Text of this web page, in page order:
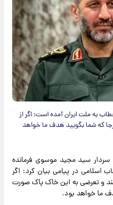
به ملت ایران آمده است: اگر از
که شما بگویید هدف ما خواهد
سید مجید موسوی فرمانده
اسلامی در پیامی بیان کرد: اگر
و تعرضی به این خاک پاک صورت
ما خواهد بود.